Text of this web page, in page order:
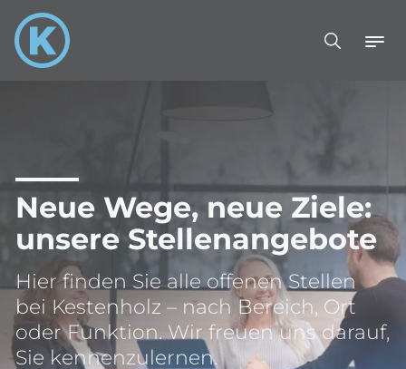
Neue Wege, neue Ziele:
unsere Stellenangebote
Hier finden Sie alle offenen Stellen
bei Kestenholz – nach Bereich, Ort
oder Funktion. Wir freuen uns darauf,
Sie kennenzulernen.